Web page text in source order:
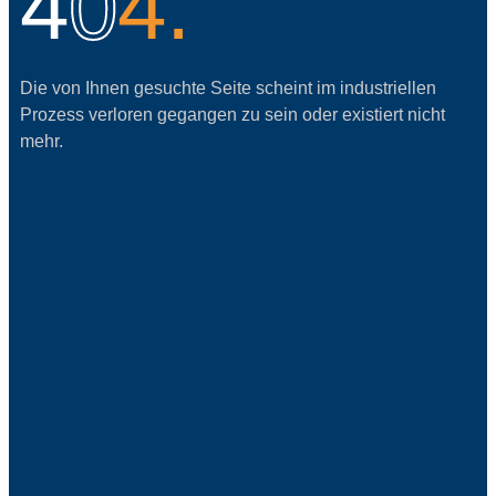
Die von Ihnen gesuchte Seite scheint im industriellen
Prozess verloren gegangen zu sein oder existiert nicht
mehr.